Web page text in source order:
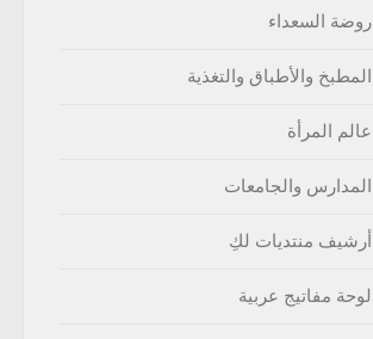
روضة السعداء
المطبخ والأطباق والتغذية
عالم المرأة
المدارس والجامعات
أرشيف منتديات لكِ
لوحة مفاتيج عربية